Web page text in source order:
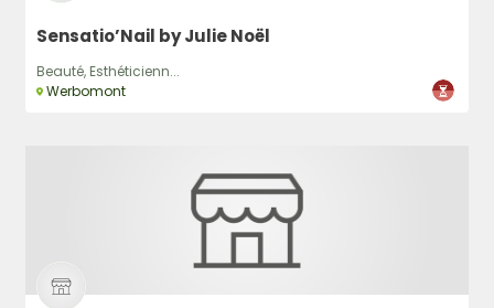
Sensatio’Nail by Julie Noël
Beauté, Esthéticienn...
Werbomont